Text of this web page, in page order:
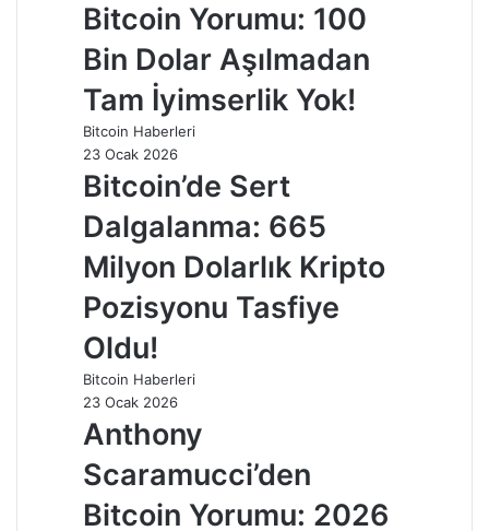
Bitcoin Yorumu: 100
Bin Dolar Aşılmadan
Tam İyimserlik Yok!
Bitcoin Haberleri
23 Ocak 2026
Bitcoin’de Sert
Dalgalanma: 665
Milyon Dolarlık Kripto
Pozisyonu Tasfiye
Oldu!
Bitcoin Haberleri
23 Ocak 2026
Anthony
Scaramucci’den
Bitcoin Yorumu: 2026